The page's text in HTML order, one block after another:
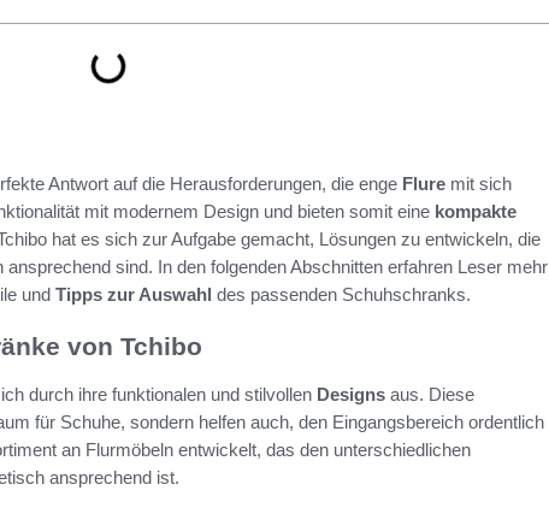
Antwort auf die Herausforderungen, die enge Flure mit sich
mit modernem Design und bieten somit eine kompakte
hat es sich zur Aufgabe gemacht, Lösungen zu entwickeln, die
sind. In den folgenden Abschnitten erfahren Leser mehr
und Tipps zur Auswahl des passenden Schuhschranks.
von Tchibo
durch ihre funktionalen und stilvollen Designs aus. Diese
für Schuhe, sondern helfen auch, den Eingangsbereich ordentlich
an Flurmöbeln entwickelt, das den unterschiedlichen
ansprechend ist.